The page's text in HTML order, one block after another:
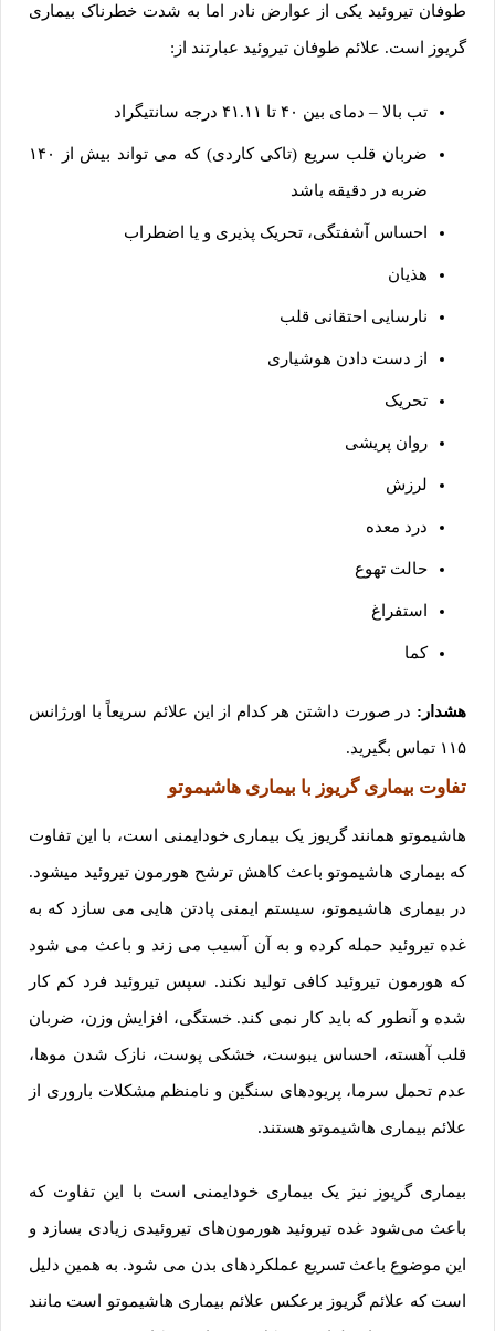
طوفان تیروئید یکی از عوارض نادر اما به شدت خطرناک بیماری
گریوز است. علائم طوفان تیروئید عبارتند از:
تب بالا – دمای بین ۴۰ تا ۴۱.۱۱ درجه سانتیگراد
ضربان قلب سریع (تاکی کاردی) که می تواند بیش از ۱۴۰
ضربه در دقیقه باشد
احساس آشفتگی، تحریک پذیری و یا اضطراب
هذیان
نارسایی احتقانی قلب
از دست دادن هوشیاری
تحریک
روان پریشی
لرزش
درد معده
حالت تهوع
استفراغ
کما
هشدار: در صورت داشتن هر کدام از این علائم سریعاً با اورژانس
۱۱۵ تماس بگیرید.
تفاوت بیماری گریوز با بیماری هاشیموتو
هاشیموتو همانند گریوز یک بیماری خودایمنی است، با این تفاوت
که بیماری هاشیموتو باعث کاهش ترشح هورمون تیروئید میشود.
در بیماری هاشیموتو، سیستم ایمنی پادتن هایی می سازد که به
غده تیروئید حمله کرده و به آن آسیب می زند و باعث می شود
که هورمون تیروئید کافی تولید نکند. سپس تیروئید فرد کم کار
شده و آنطور که باید کار نمی کند. خستگی، افزایش وزن، ضربان
قلب آهسته، احساس یبوست، خشکی پوست، نازک شدن موها،
عدم تحمل سرما، پریودهای سنگین و نامنظم مشکلات باروری از
علائم بیماری هاشیموتو هستند.
بیماری گریوز نیز یک بیماری خودایمنی است با این تفاوت که
باعث می‌شود غده تیروئید هورمون‌های تیروئیدی زیادی بسازد و
این موضوع باعث تسریع عملکردهای بدن می شود. به همین دلیل
است که علائم گریوز برعکس علائم بیماری هاشیموتو است مانند